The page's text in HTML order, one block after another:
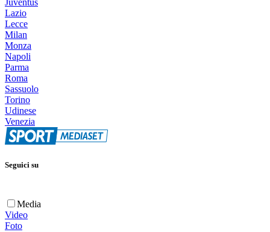
Juventus
Lazio
Lecce
Milan
Monza
Napoli
Parma
Roma
Sassuolo
Torino
Udinese
Venezia
Seguici su
Media
Video
Foto